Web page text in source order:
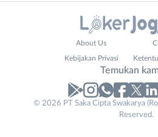
No. Telp /
About Us
Kebijakan Privasi
Temukan
© 2026 PT Saka Cipta Swakarya
Reserved.